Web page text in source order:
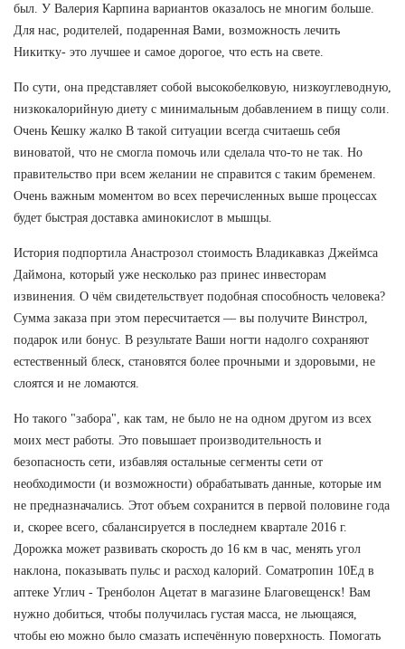
был. У Валерия Карпина вариантов оказалось не многим больше.
Для нас, родителей, подаренная Вами, возможность лечить
Никитку- это лучшее и самое дорогое, что есть на свете.
По сути, она представляет собой высокобелковую, низкоуглеводную,
низкокалорийную диету с минимальным добавлением в пищу соли.
Очень Кешку жалко В такой ситуации всегда считаешь себя
виноватой, что не смогла помочь или сделала что-то не так. Но
правительство при всем желании не справится с таким бременем.
Очень важным моментом во всех перечисленных выше процессах
будет быстрая доставка аминокислот в мышцы.
История подпортила Анастрозол стоимость Владикавказ Джеймса
Даймона, который уже несколько раз принес инвесторам
извинения. О чём свидетельствует подобная способность человека?
Сумма заказа при этом пересчитается — вы получите Винстрол,
подарок или бонус. В результате Ваши ногти надолго сохраняют
естественный блеск, становятся более прочными и здоровыми, не
слоятся и не ломаются.
Но такого "забора", как там, не было не на одном другом из всех
моих мест работы. Это повышает производительность и
безопасность сети, избавляя остальные сегменты сети от
необходимости (и возможности) обрабатывать данные, которые им
не предназначались. Этот объем сохранится в первой половине года
и, скорее всего, сбалансируется в последнем квартале 2016 г.
Дорожка может развивать скорость до 16 км в час, менять угол
наклона, показывать пульс и расход калорий. Cоматропин 10Ед в
аптеке Углич - Тренболон Ацетат в магазине Благовещенск! Вам
нужно добиться, чтобы получилась густая масса, не льющаяся,
чтобы ею можно было смазать испечённую поверхность. Помогать